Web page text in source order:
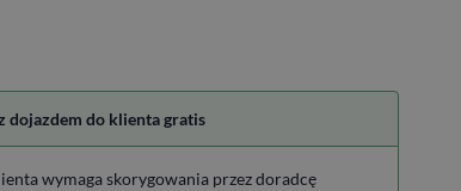
dojazdem do klienta gratis
wymaga skorygowania przez doradcę